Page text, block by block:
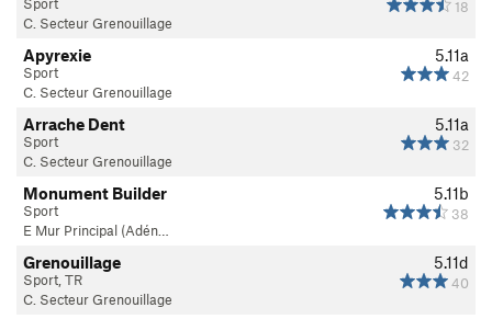
18
C. Secteur Grenouillage
5.11a
42
Apyrexie
Sport
C. Secteur Grenouillage
5.11a
32
Arrache Dent
Sport
C. Secteur Grenouillage
5.11b
38
Monument Builder
Sport
E Mur Principal (Adén…
5.11d
40
Grenouillage
Sport, TR
C. Secteur Grenouillage